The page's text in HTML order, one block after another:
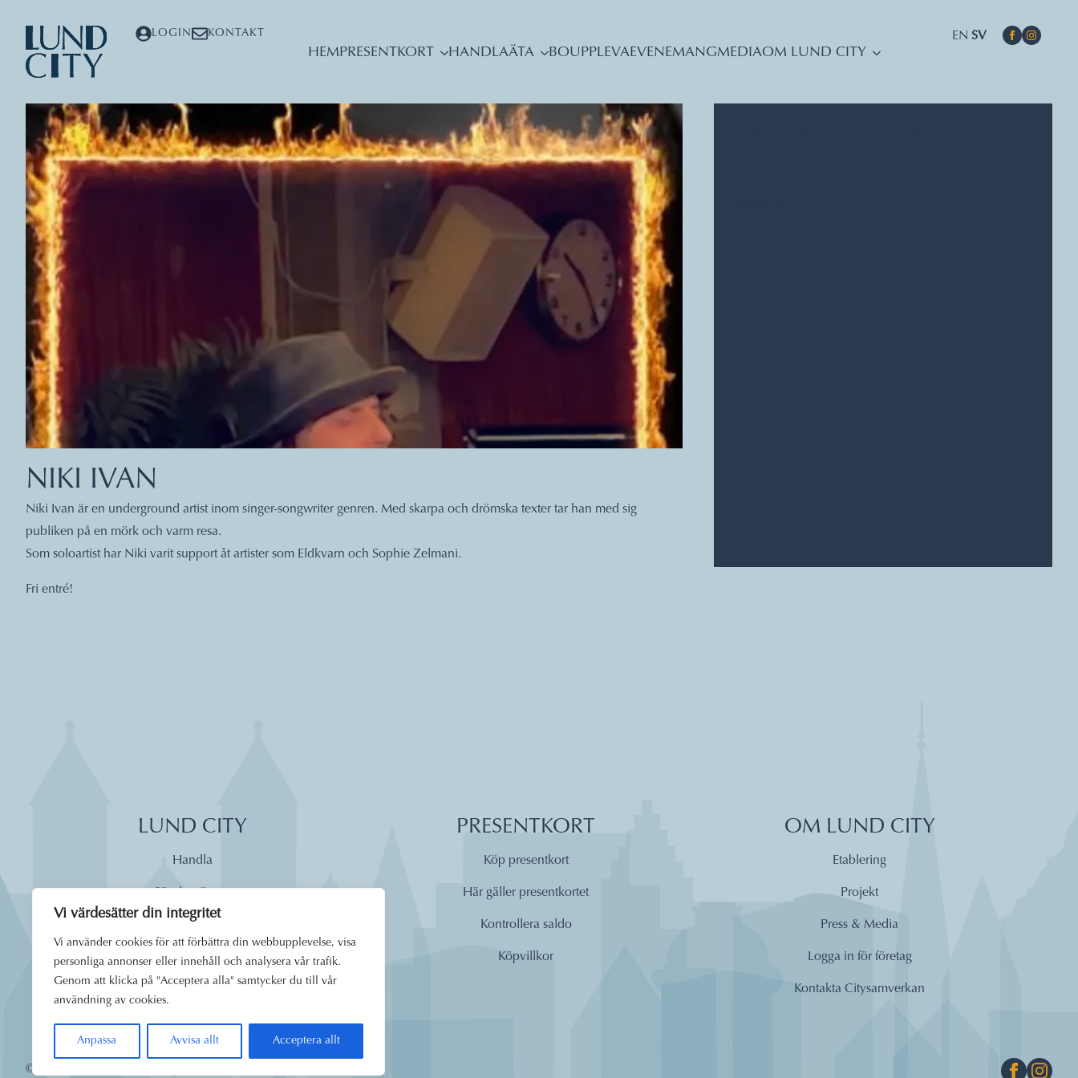
Vi värdesätter din integritet
Vi använder cookies för att förbättra din webbupplevelse, visa
personliga annonser eller innehåll och analysera vår trafik.
Genom att klicka på "Acceptera alla" samtycker du till vår
användning av cookies.
Anpassa Avvisa allt Acceptera allt
LOGIN KONTAKT EN SV
HEMPRESENTKORT HANDLAÄTA BOUPPLEVAEVENEMANGMEDIAOM LUND CITY
NIKI IVAN
Niki Ivan är en underground artist inom singer-songwriter genren. Med skarpa och drömska texter tar han med sig
publiken på en mörk och varm resa.
Som soloartist har Niki varit support åt artister som Eldkvarn och Sophie Zelmani.
Fri entré!
LUND CITY
Handla
Äta
Dagens lunch
Boende
Uppleva
PRESENTKORT
Köp presentkort
Här gäller presentkortet
Kontrollera saldo
Köpvillkor
OM LUND CITY
Etablering
Projekt
Press & Media
Logga in för företag
Kontakta Citysamverkan
© 2026